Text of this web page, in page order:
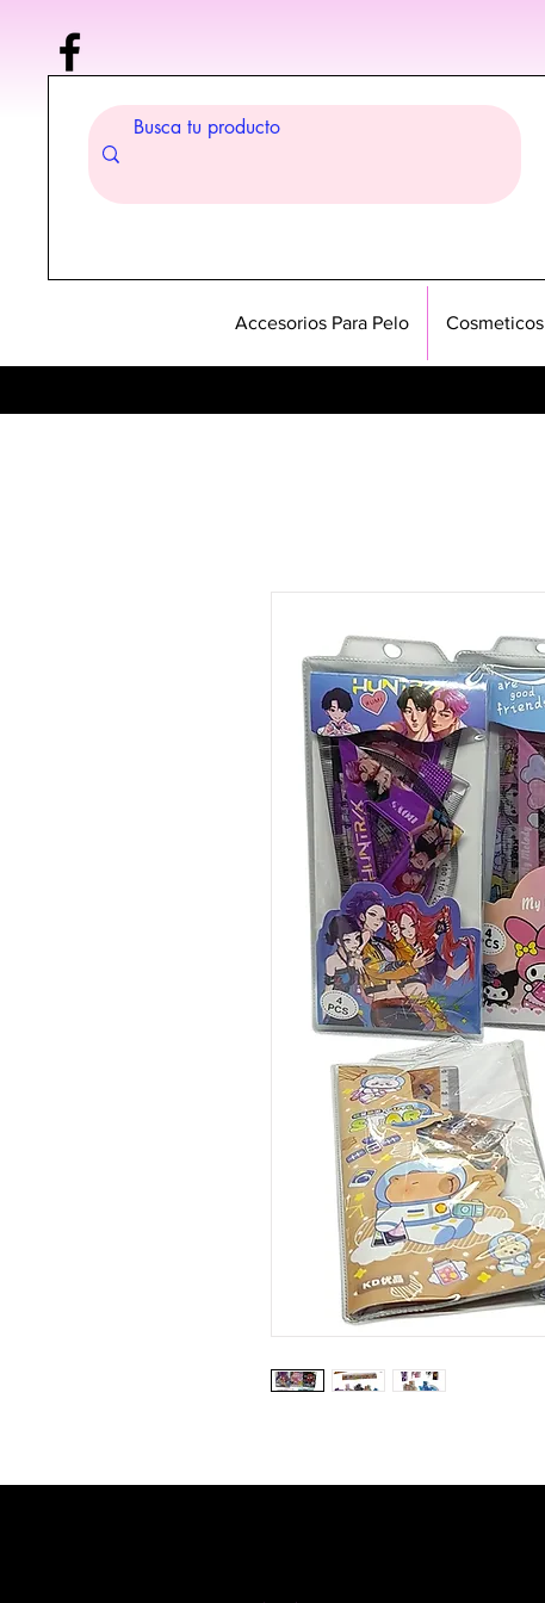
Accesorios Para Pelo Cosmeticos